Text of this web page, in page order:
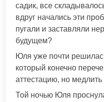
садик, все
вдруг начались эти
пугали и заставляли
будущем?
Юля уже почти
который конечно
аттестацию, но
Той ночью Юля